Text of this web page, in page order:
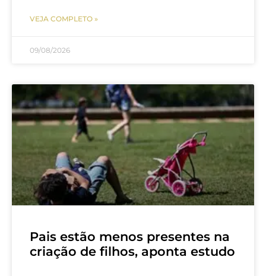
VEJA COMPLETO »
09/08/2026
Pais estão menos presentes na
criação de filhos, aponta estudo